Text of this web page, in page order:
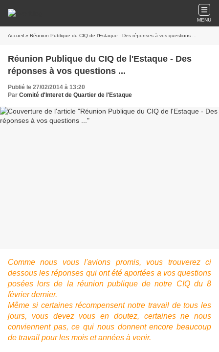
MENU
Accueil » Réunion Publique du CIQ de l'Estaque - Des réponses à vos questions ...
Réunion Publique du CIQ de l'Estaque - Des
réponses à vos questions ...
Publié le 27/02/2014 à 13:20
Par Comité d'Interet de Quartier de l'Estaque
Comme nous vous l'avions promis, vous trouverez ci
dessous les réponses qui ont été aportées a vos questions
posées lors de la réunion publique de notre CIQ du 8
février dernier.
Même si certaines récompensent notre travail de tous les
jours, vous devez vous en doutez, certaines ne nous
conviennent pas, ce qui nous donnent encore beaucoup
de travail pour les mois et années à venir.